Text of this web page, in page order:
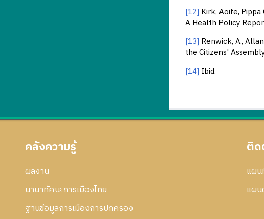
[12] Kirk, Aoife,
A Health Policy
[13] Renwick, A.,
the Citizens'
[14] Ibid.
คลังความรู้
ผลงาน
นานาทัศนะการเมืองไทย
ฐานข้อมูลการเมืองการปกครอง
ติ
แผน
แผน